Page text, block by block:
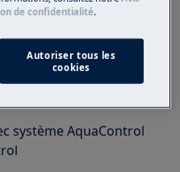
système AquaControl
de confidentialité.
Autoriser tous les
cookies